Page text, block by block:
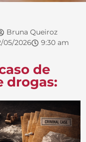
Bruna Queiroz
05/2026
9:30 am
de
drogas: